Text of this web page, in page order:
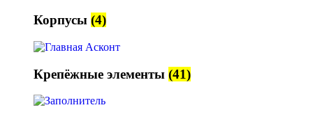
Корпусы (4)
Крепёжные элементы (41)